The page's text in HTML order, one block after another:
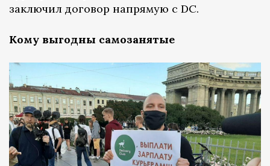
заключил договор напрямую с DC.
Кому выгодны самозанятые